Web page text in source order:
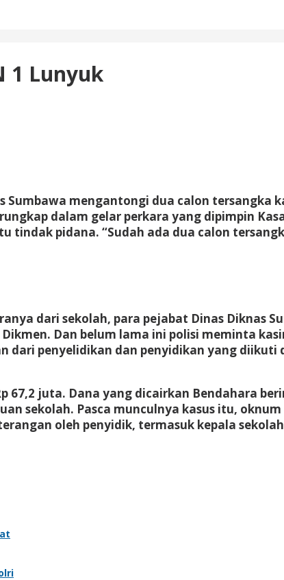
1 Lunyuk
Sumbawa mengantongi dua calon tersangka
dalam gelar perkara yang dipimpin
tindak pidana. “Sudah ada dua calon
dari sekolah, para pejabat Dinas Diknas
Dan belum lama ini polisi meminta
dari penyelidikan dan penyidikan yang diikuti
juta. Dana yang dicairkan Bendahara
sekolah. Pasca munculnya kasus itu,
oleh penyidik, termasuk kepala